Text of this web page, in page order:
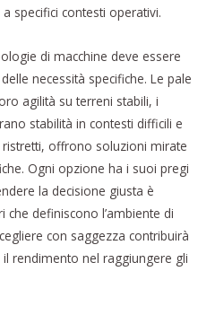
specifici contesti operativi.
di macchine deve essere
necessità specifiche. Le pale
agilità su terreni stabili, i
stabilità in contesti difficili e
offrono soluzioni mirate
Ogni opzione ha i suoi pregi
la decisione giusta è
definiscono l’ambiente di
con saggezza contribuirà
rendimento nel raggiungere gli